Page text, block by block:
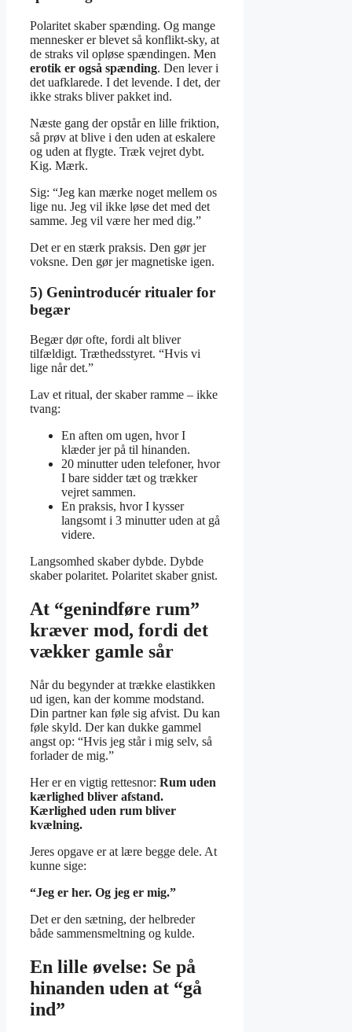
Polaritet skaber spænding. Og mange
mennesker er blevet så konflikt-sky, at
de straks vil opløse spændingen. Men
erotik er også spænding. Den lever i
det uafklarede. I det levende. I det, der
ikke straks bliver pakket ind.
Næste gang der opstår en lille friktion,
så prøv at blive i den uden at eskalere
og uden at flygte. Træk vejret dybt.
Kig. Mærk.
Sig: “Jeg kan mærke noget mellem os
lige nu. Jeg vil ikke løse det med det
samme. Jeg vil være her med dig.”
Det er en stærk praksis. Den gør jer
voksne. Den gør jer magnetiske igen.
5) Genintroducér ritualer for
begær
Begær dør ofte, fordi alt bliver
tilfældigt. Træthedsstyret. “Hvis vi
lige når det.”
Lav et ritual, der skaber ramme – ikke
tvang:
En aften om ugen, hvor I
klæder jer på til hinanden.
20 minutter uden telefoner, hvor
I bare sidder tæt og trækker
vejret sammen.
En praksis, hvor I kysser
langsomt i 3 minutter uden at gå
videre.
Langsomhed skaber dybde. Dybde
skaber polaritet. Polaritet skaber gnist.
At “genindføre rum”
kræver mod, fordi det
vækker gamle sår
Når du begynder at trække elastikken
ud igen, kan der komme modstand.
Din partner kan føle sig afvist. Du kan
føle skyld. Der kan dukke gammel
angst op: “Hvis jeg står i mig selv, så
forlader de mig.”
Her er en vigtig rettesnor: Rum uden
kærlighed bliver afstand.
Kærlighed uden rum bliver
kvælning.
Jeres opgave er at lære begge dele. At
kunne sige:
“Jeg er her. Og jeg er mig.”
Det er den sætning, der helbreder
både sammensmeltning og kulde.
En lille øvelse: Se på
hinanden uden at “gå
ind”